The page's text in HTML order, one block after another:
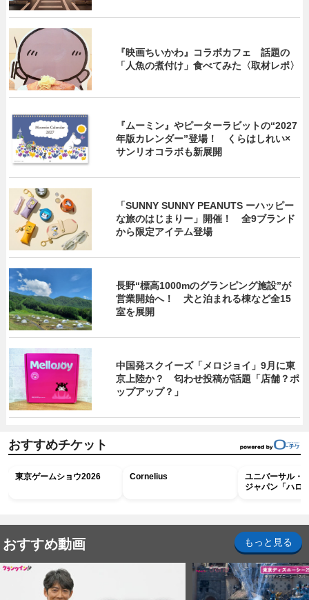
『映画ちいかわ』コラボカフェ 話題の
「人魚の煮付け」食べてみた〈取材レポ〉
『ムーミン』やピーターラビットの“2027
年版カレンダー”登場！ くらはしれい×
サンリオコラボも新展開
「SUNNY SUNNY PEANUTS ーハッピー
な旅のはじまりー」開催！ 全9ブランド
から限定アイテム登場
長野“標高1000mのグランピング施設”が
営業開始へ！ 犬と泊まれる棟など全15
室を展開
中国発スクイーズ「メロジョイ」9月に東
京上陸か？ 匂わせ投稿が話題「店舗？ポ
ップアップ？」
おすすめチケット
東京ゲームショウ2026 Cornelius
ユニバーサル・
ジャパン「ハロ
おすすめ動画 もっと見る